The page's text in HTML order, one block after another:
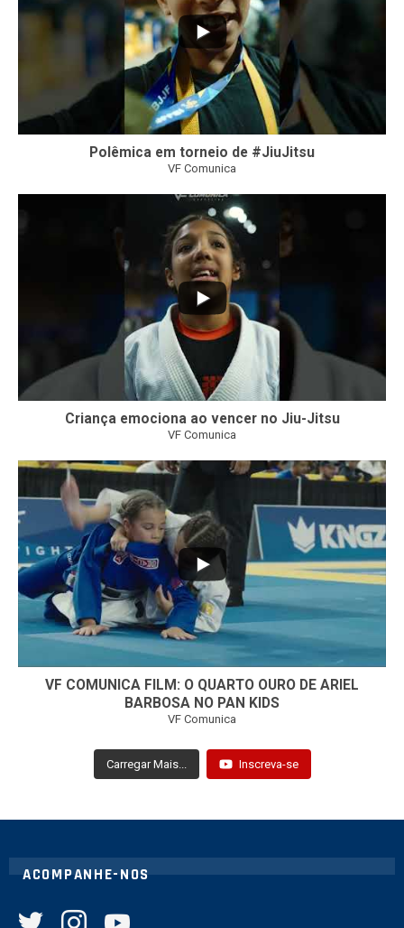
Polêmica em torneio de #JiuJitsu
VF Comunica
Criança emociona ao vencer no Jiu-Jitsu
VF Comunica
...
VF COMUNICA FILM: O QUARTO OURO DE ARIEL
BARBOSA NO PAN KIDS
VF Comunica
Carregar Mais... Inscreva-se
ACOMPANHE-NOS